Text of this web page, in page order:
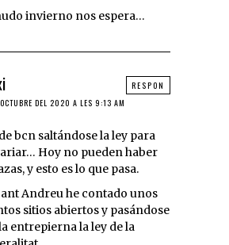
invierno nos espera…
DEL 2020 A LES 9:13 AM
bcn saltándose la ley para
Hoy no pueden haber
y esto es lo que pasa.
Andreu he contado unos
sitios abiertos y pasándose
entrepierna la ley de la
RESPON